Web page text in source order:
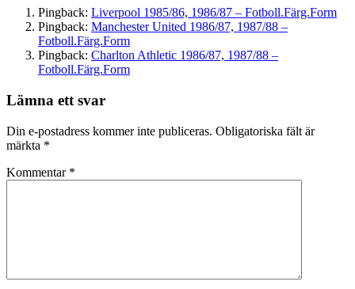
Pingback: Liverpool 1985/86, 1986/87 – Fotboll.Färg.Form
Pingback: Manchester United 1986/87, 1987/88 –
Fotboll.Färg.Form
Pingback: Charlton Athletic 1986/87, 1987/88 –
Fotboll.Färg.Form
Lämna ett svar
Din e-postadress kommer inte publiceras. Obligatoriska fält är
märkta *
Kommentar *